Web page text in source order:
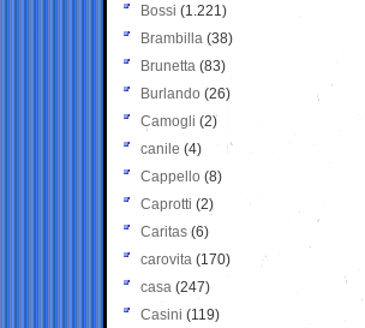
Bossi (1.221)
Brambilla (38)
Brunetta (83)
Burlando (26)
Camogli (2)
canile (4)
Cappello (8)
Caprotti (2)
Caritas (6)
carovita (170)
casa (247)
Casini (119)